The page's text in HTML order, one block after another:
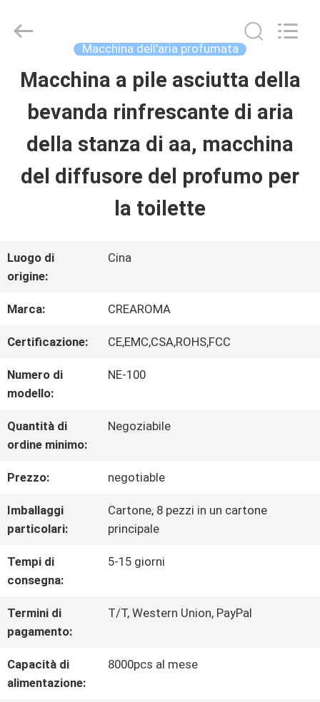
CASA
PRODOTTI
VIDEO
VR
DELLA
FABBRICA
CONTROLLO
DI
QUALITÀ
CONTATTICI
Meter
Developed
Macchina dell'aria profumata
Macchina a pile asciutta della
bevanda rinfrescante di aria
della stanza di aa, macchina
del diffusore del profumo per
la toilette
Luogo di
origine:
Cina
Marca: CREAROMA
Certificazione: CE,EMC,CSA,ROHS,FCC
Numero di
modello:
NE-100
Quantità di
ordine minimo:
Negoziabile
Prezzo: negotiable
Imballaggi
particolari:
Cartone, 8 pezzi in un cartone
principale
Tempi di
consegna:
5-15 giorni
Termini di
pagamento:
T/T, Western Union, PayPal
Capacità di
alimentazione:
8000pcs al mese